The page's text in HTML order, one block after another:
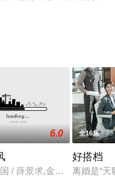
，大结局剧情已揭晓
移步至豆瓣电视剧、
另一位为了复仇不惜一
6.0
/ 薛景求,金喜爱,李海荣
全16集
好搭档
离婚是“天